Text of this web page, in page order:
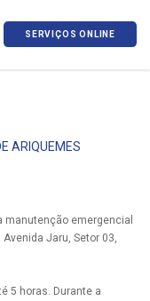
SERVIÇOS ONLINE
ARIQUEMES
manutenção emergencial
Jaru, Setor 03,
5 horas. Durante a